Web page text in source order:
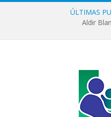
ÚLTIMAS
Aldir